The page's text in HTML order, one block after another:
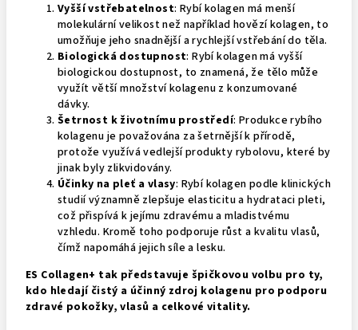
Vyšší vstřebatelnost: Rybí kolagen má menší
molekulární velikost než například hovězí kolagen, to
umožňuje jeho snadnější a rychlejší vstřebání do těla.
Biologická dostupnost: Rybí kolagen má vyšší
biologickou dostupnost, to znamená, že tělo může
využít větší množství kolagenu z konzumované
dávky.
Šetrnost k životnímu prostředí: Produkce rybího
kolagenu je považována za šetrnější k přírodě,
protože využívá vedlejší produkty rybolovu, které by
jinak byly zlikvidovány.
Účinky na pleť a vlasy: Rybí kolagen podle klinických
studií významně zlepšuje elasticitu a hydrataci pleti,
což přispívá k jejímu zdravému a mladistvému
vzhledu. Kromě toho podporuje růst a kvalitu vlasů,
čímž napomáhá jejich síle a lesku.
ES Collagen+ tak představuje špičkovou volbu pro ty,
kdo hledají čistý a účinný zdroj kolagenu pro podporu
zdravé pokožky, vlasů a celkové vitality.